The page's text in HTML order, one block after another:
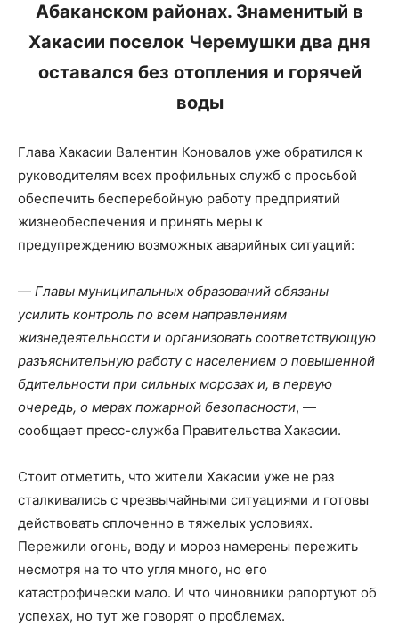
Абаканском районах. Знаменитый в
Хакасии поселок Черемушки два дня
оставался без отопления и горячей
воды
Глава Хакасии Валентин Коновалов уже обратился к
руководителям всех профильных служб с просьбой
обеспечить бесперебойную работу предприятий
жизнеобеспечения и принять меры к
предупреждению возможных аварийных ситуаций:
— Главы муниципальных образований обязаны
усилить контроль по всем направлениям
жизнедеятельности и организовать соответствующую
разъяснительную работу с населением о повышенной
бдительности при сильных морозах и, в первую
очередь, о мерах пожарной безопасности, —
сообщает пресс-служба Правительства Хакасии.
Стоит отметить, что жители Хакасии уже не раз
сталкивались с чрезвычайными ситуациями и готовы
действовать сплоченно в тяжелых условиях.
Пережили огонь, воду и мороз намерены пережить
несмотря на то что угля много, но его
катастрофически мало. И что чиновники рапортуют об
успехах, но тут же говорят о проблемах.